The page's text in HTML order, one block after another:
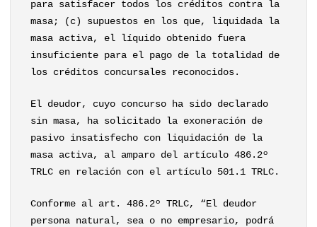
para satisfacer todos los créditos contra la
masa; (c) supuestos en los que, liquidada la
masa activa, el líquido obtenido fuera
insuficiente para el pago de la totalidad de
los créditos concursales reconocidos.
El deudor, cuyo concurso ha sido declarado
sin masa, ha solicitado la exoneración de
pasivo insatisfecho con liquidación de la
masa activa, al amparo del artículo 486.2º
TRLC en relación con el artículo 501.1 TRLC.
Conforme al art. 486.2º TRLC, “El deudor
persona natural, sea o no empresario, podrá